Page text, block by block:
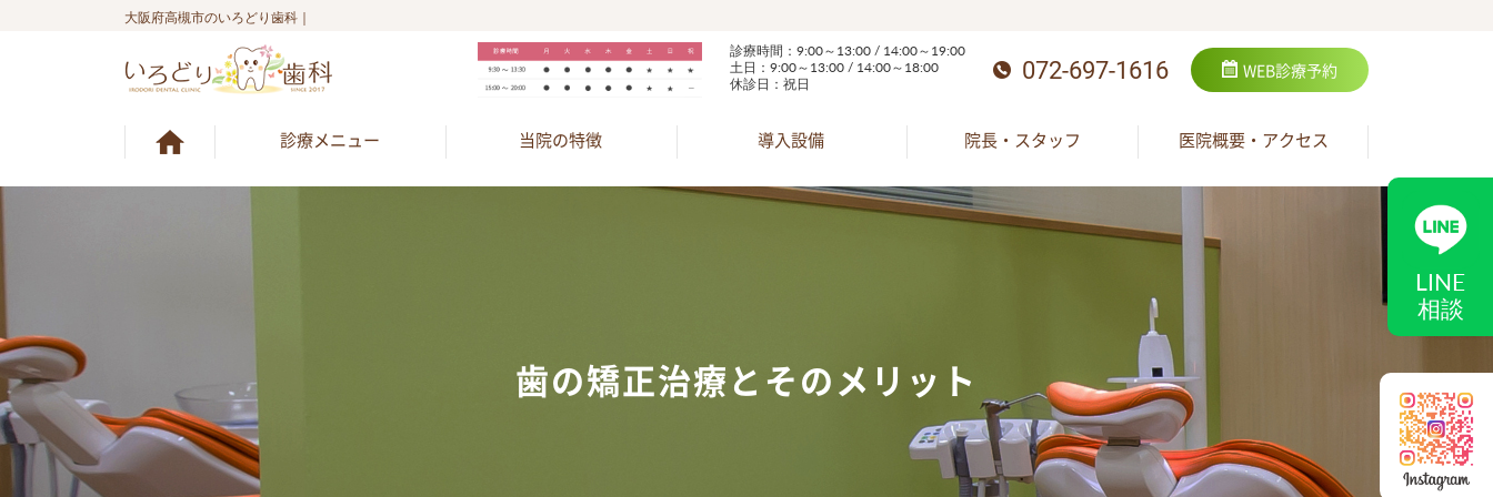
大阪府高槻市のいろどり歯科｜
診療時間：9:00～13:00 / 14:00～19:00
土日：9:00～13:00 / 14:00～18:00
休診日：祝日
072-697-1616 WEB診療予約
診療メニュー 当院の特徴 導入設備 院長・スタッフ 医院概要・アクセス
歯の矯正治療とそのメリット
LINE
相談